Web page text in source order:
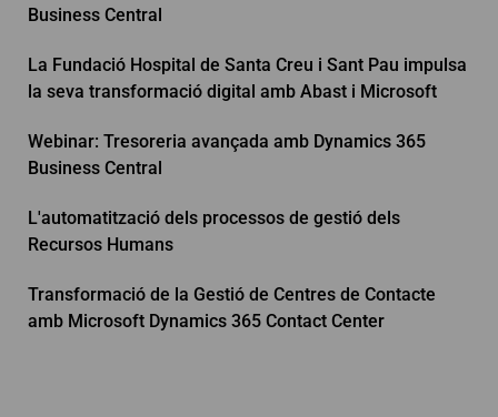
Business Central
La Fundació Hospital de Santa Creu i Sant Pau impulsa
la seva transformació digital amb Abast i Microsoft
Webinar: Tresoreria avançada amb Dynamics 365
Business Central
L'automatització dels processos de gestió dels
Recursos Humans
Transformació de la Gestió de Centres de Contacte
amb Microsoft Dynamics 365 Contact Center